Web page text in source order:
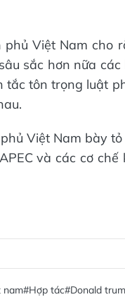
Việt Nam cho
sắc hơn nữa
tôn trọng luật
Việt Nam bày
và các cơ
nam#Hợp tác#Donald